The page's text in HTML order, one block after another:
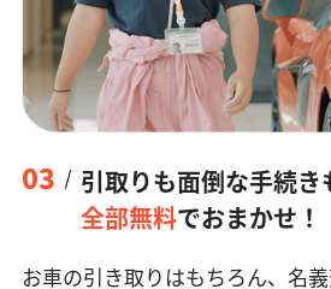
03
引取りも面倒な手続き
全部無料でおまかせ！
お車の引き取りはもちろん、名